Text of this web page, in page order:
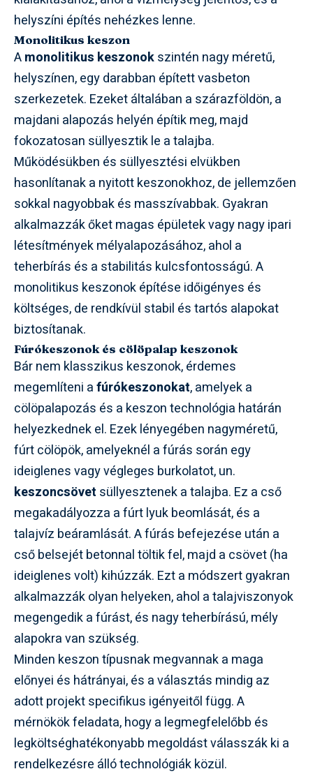
helyszíni építés nehézkes lenne.
Monolitikus keszon
Amonolitikus keszonokszintén nagy méretű,
helyszínen, egy darabban épített vasbeton
szerkezetek. Ezeket általában a szárazföldön, a
majdani alapozás helyén építik meg, majd
fokozatosan süllyesztik le a talajba.
Működésükben és süllyesztési elvükben
hasonlítanak a nyitott keszonokhoz, de jellemzően
sokkal nagyobbak és masszívabbak. Gyakran
alkalmazzák őket magas épületek vagy nagy ipari
létesítmények mélyalapozásához, ahol a
teherbírás és a stabilitás kulcsfontosságú. A
monolitikus keszonok építése időigényes és
költséges, de rendkívül stabil és tartós alapokat
biztosítanak.
Fúrókeszonok és cölöpalap keszonok
Bár nem klasszikus keszonok, érdemes
megemlíteni afúrókeszonokat, amelyek a
cölöpalapozás és a keszon technológia határán
helyezkednek el. Ezek lényegében nagyméretű,
fúrt cölöpök, amelyeknél a fúrás során egy
ideiglenes vagy végleges burkolatot, un.
keszoncsövet süllyesztenek a talajba. Ez a cső
megakadályozza a fúrt lyuk beomlását, és a
talajvíz beáramlását. A fúrás befejezése után a
cső belsejét betonnal töltik fel, majd a csövet (ha
ideiglenes volt) kihúzzák. Ezt a módszert gyakran
alkalmazzák olyan helyeken, ahol a talajviszonyok
megengedik a fúrást, és nagy teherbírású, mély
alapokra van szükség.
Minden keszon típusnak megvannak a maga
előnyei és hátrányai, és a választás mindig az
adott projekt specifikus igényeitől függ. A
mérnökök feladata, hogy a legmegfelelőbb és
legköltséghatékonyabb megoldást válasszák ki a
rendelkezésre álló technológiák közül.